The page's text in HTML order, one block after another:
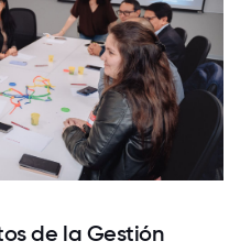
de la Gestión